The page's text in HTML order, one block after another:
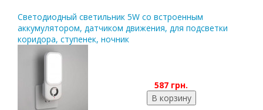
Светодиодный светильник 5W со встроенным
аккумулятором, датчиком движения, для подсветки
коридора, ступенек, ночник
587 грн.